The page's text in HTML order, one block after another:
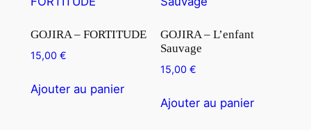
GOJIRA – FORTITUDE
15,00 €
Ajouter au panier
GOJIRA – L’enfant
Sauvage
15,00€
Ajouter au panier